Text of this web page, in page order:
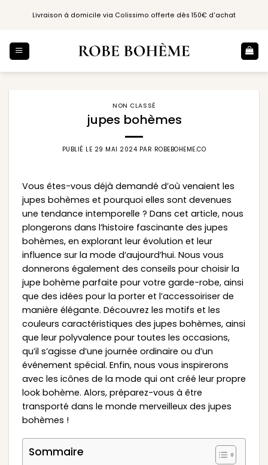
Livraison à domicile via Colissimo offerte dès 150€ d'achat
NON CLASSÉ
jupes bohèmes
PUBLIÉ LE 29 MAI 2024 PAR ROBEBOHEME.CO
Vous êtes-vous déjà demandé d’où venaient les
jupes bohèmes et pourquoi elles sont devenues
une tendance intemporelle ? Dans cet article, nous
plongerons dans l’histoire fascinante des jupes
bohèmes, en explorant leur évolution et leur
influence sur la mode d’aujourd’hui. Nous vous
donnerons également des conseils pour choisir la
jupe bohème parfaite pour votre garde-robe, ainsi
que des idées pour la porter et l’accessoiriser de
manière élégante. Découvrez les motifs et les
couleurs caractéristiques des jupes bohèmes, ainsi
que leur polyvalence pour toutes les occasions,
qu’il s’agisse d’une journée ordinaire ou d’un
événement spécial. Enfin, nous vous inspirerons
avec les icônes de la mode qui ont créé leur propre
look bohème. Alors, préparez-vous à être
transporté dans le monde merveilleux des jupes
bohèmes !
Sommaire